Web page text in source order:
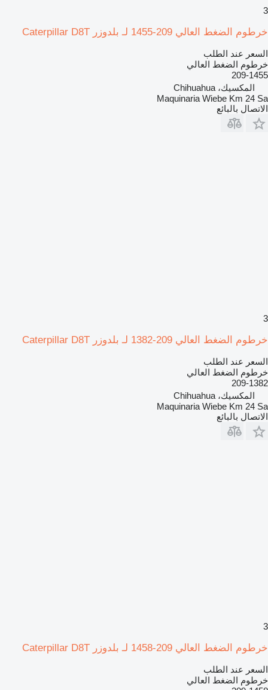
3
خرطوم الضغط العالي 209-1455 لـ بلدوزر Caterpillar D8T
السعر عند الطلب
خرطوم الضغط العالي
209-1455
المكسيك، Chihuahua
Maquinaria Wiebe Km 24 Sa
الاتصال بالبائع
3
خرطوم الضغط العالي 209-1382 لـ بلدوزر Caterpillar D8T
السعر عند الطلب
خرطوم الضغط العالي
209-1382
المكسيك، Chihuahua
Maquinaria Wiebe Km 24 Sa
الاتصال بالبائع
3
خرطوم الضغط العالي 209-1458 لـ بلدوزر Caterpillar D8T
السعر عند الطلب
خرطوم الضغط العالي